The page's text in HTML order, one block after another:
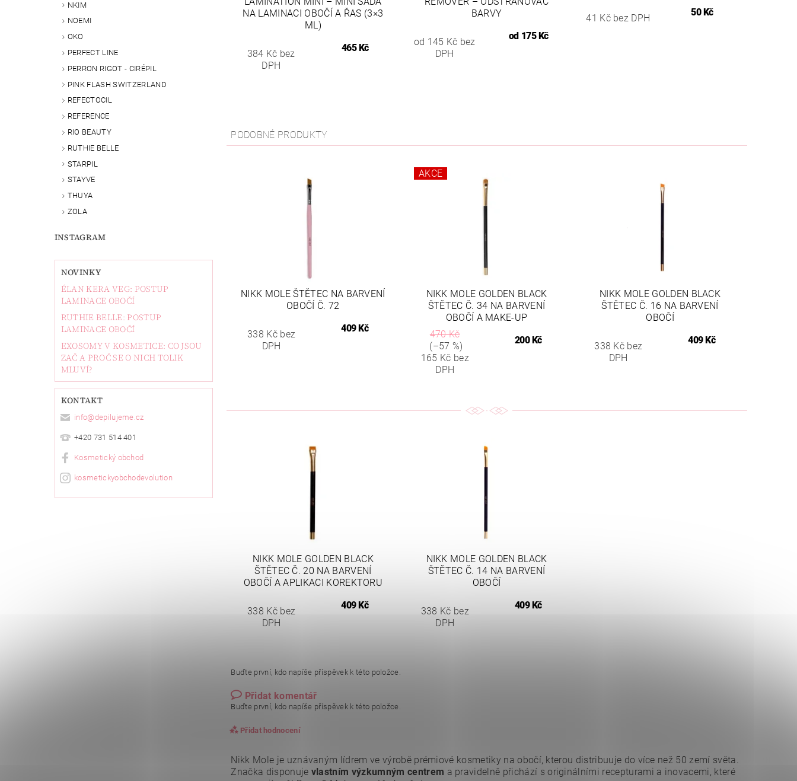
NKIM
NOEMI
OKO
PERFECT LINE
PERRON RIGOT - CIRÉPIL
PINK FLASH SWITZERLAND
REFECTOCIL
REFERENCE
RIO BEAUTY
RUTHIE BELLE
STARPIL
STAYVE
THUYA
ZOLA
INSTAGRAM
NOVINKY
ÉLAN KERA VEG: POSTUP
LAMINACE OBOČÍ
RUTHIE BELLE: POSTUP
LAMINACE OBOČÍ
EXOSOMY V KOSMETICE: CO JSOU
ZAČ A PROČ SE O NICH TOLIK
MLUVÍ?
KONTAKT
info@depilujeme.cz
+420 731 514 401
Kosmetický obchod
kosmetickyobchodevolution
NA LAMINACI OBOČÍ A ŘAS (3×3
ML)
384 Kč bez
DPH
465 Kč
BARVY
od 145 Kč bez
DPH
od 175 Kč
41 Kč bez DPH
50 Kč
PODOBNÉ PRODUKTY
NIKK MOLE ŠTĚTEC NA BARVENÍ
OBOČÍ Č. 72
338 Kč bez
DPH
409 Kč
AKCE
NIKK MOLE GOLDEN BLACK
ŠTĚTEC Č. 34 NA BARVENÍ
OBOČÍ A MAKE-UP
470 Kč
(–57 %)
165 Kč bez
DPH
200 Kč
NIKK MOLE GOLDEN BLACK
ŠTĚTEC Č. 16 NA BARVENÍ
OBOČÍ
338 Kč bez
DPH
409 Kč
NIKK MOLE GOLDEN BLACK
ŠTĚTEC Č. 20 NA BARVENÍ
OBOČÍ A APLIKACI KOREKTORU
338 Kč bez
DPH
409 Kč
NIKK MOLE GOLDEN BLACK
ŠTĚTEC Č. 14 NA BARVENÍ
OBOČÍ
338 Kč bez
DPH
409 Kč
Buďte první, kdo napíše příspěvek k této položce.
Přidat komentář
Buďte první, kdo napíše příspěvek k této položce.
Přidat hodnocení
Nikk Mole je uznávaným lídrem ve výrobě prémiové kosmetiky na obočí, kterou distribuuje do více než 50 zemí světa.
Značka disponuje vlastním výzkumným centrem a pravidelně přichází s originálními recepturami a inovacemi, které